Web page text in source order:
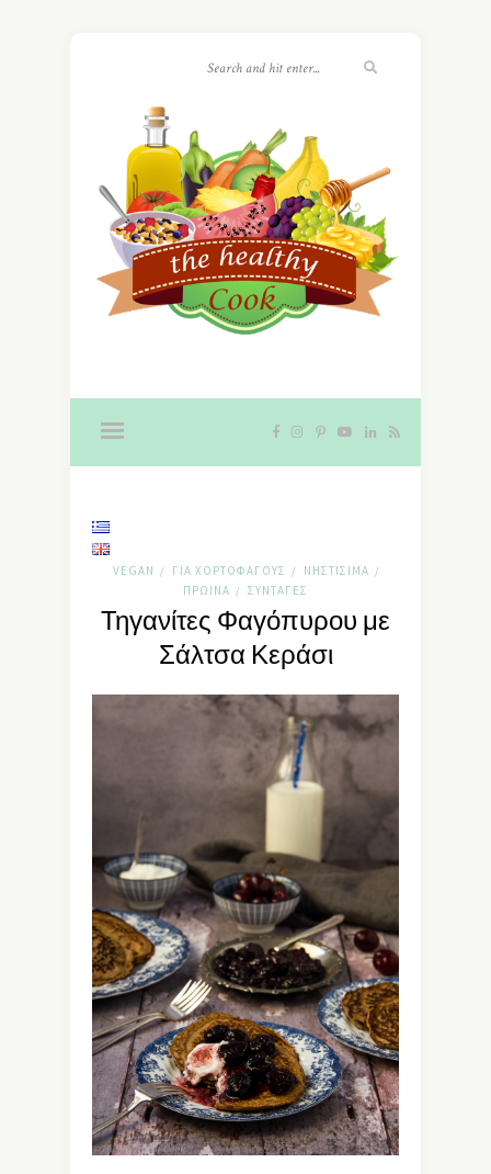
VEGAN / ΓΙΑ ΧΟΡΤΟΦΆΓΟΥΣ / ΝΗΣΤΊΣΙΜΑ /
ΠΡΩΙΝΆ / ΣΥΝΤΑΓΈΣ
Τηγανίτες Φαγόπυρου με
Σάλτσα Κεράσι